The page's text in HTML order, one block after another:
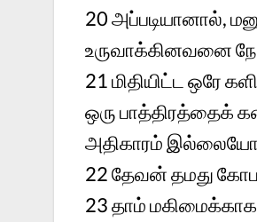
20அப்படியானால்,
உருவாக்கினவனை
21மிதியிட்ட ஒரே
ஒரு பாத்திரத்தைக்
அதிகாரம்
22தேவன் தமது
23தாம்